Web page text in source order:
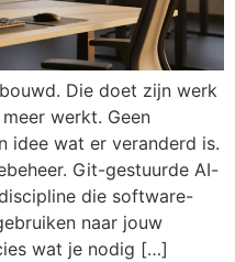
Die doet zijn werk
werkt. Geen
idee wat er veranderd is.
Git-gestuurde AI-
die software-
naar jouw
wat je nodig […]